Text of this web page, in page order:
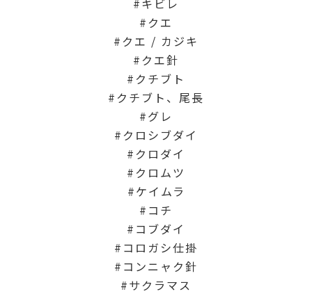
クエ
クエ / カジキ
クエ針
クチブト
クチブト、尾長
グレ
クロシブダイ
クロダイ
クロムツ
ケイムラ
コチ
コブダイ
コロガシ仕掛
コンニャク針
サクラマス